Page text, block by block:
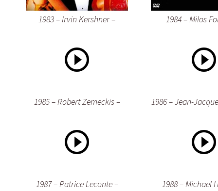
1983 – Irvin Kershner – 1984 – Milos
1985 – Robert Zemeckis – 1986 – Jean-
1987 – Patrice Leconte – 1988 – Michael